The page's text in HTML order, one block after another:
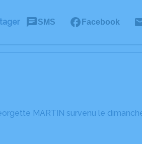
SMS Facebook
MARTIN survenu le